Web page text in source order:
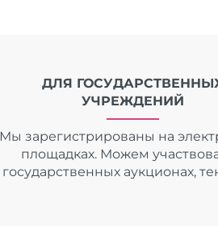
ДЛЯ
УЧРЕЖДЕНИЙ
Мы зарегистрированы на
площадках. Можем
государственных аукционах,